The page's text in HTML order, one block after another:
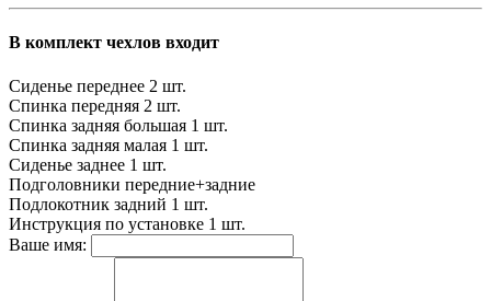
В комплект чехлов входит
Сиденье переднее 2 шт.
Спинка передняя 2 шт.
Спинка задняя большая 1 шт.
Спинка задняя малая 1 шт.
Сиденье заднее 1 шт.
Подголовники передние+задние
Подлокотник задний 1 шт.
Инструкция по установке 1 шт.
Ваше имя: